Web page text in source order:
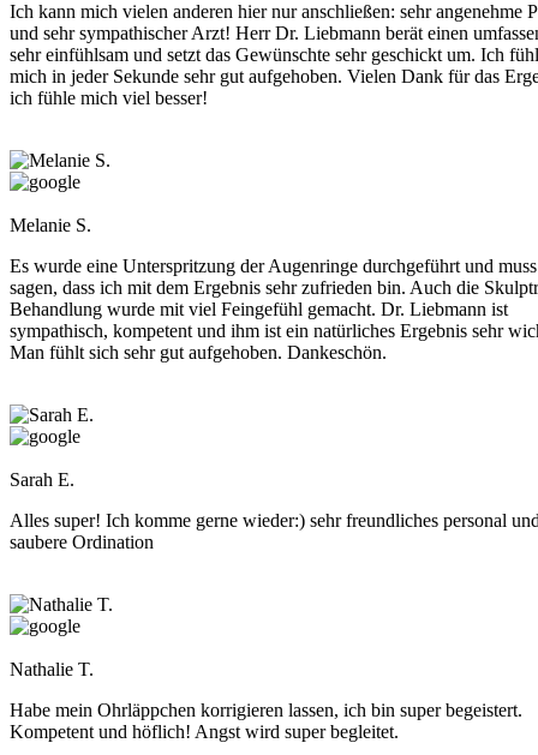
Ich kann mich vielen anderen hier nur anschließen: sehr angenehme
und sehr sympathischer Arzt! Herr Dr. Liebmann berät einen
sehr einfühlsam und setzt das Gewünschte sehr geschickt um. Ich
mich in jeder Sekunde sehr gut aufgehoben. Vielen Dank für das
ich fühle mich viel besser!
Melanie S.
Es wurde eine Unterspritzung der Augenringe durchgeführt und muss
sagen, dass ich mit dem Ergebnis sehr zufrieden bin. Auch die
Behandlung wurde mit viel Feingefühl gemacht. Dr. Liebmann ist
sympathisch, kompetent und ihm ist ein natürliches Ergebnis sehr
Man fühlt sich sehr gut aufgehoben. Dankeschön.
Sarah E.
Alles super! Ich komme gerne wieder:) sehr freundliches personal
saubere Ordination
Nathalie T.
Habe mein Ohrläppchen korrigieren lassen, ich bin super begeistert.
Kompetent und höflich! Angst wird super begleitet.